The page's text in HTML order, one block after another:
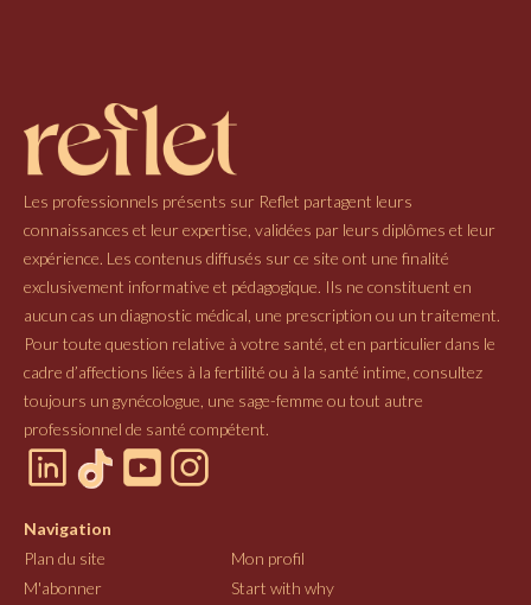
Les professionnels présents sur Reflet partagent leurs
connaissances et leur expertise, validées par leurs diplômes et leur
expérience. Les contenus diffusés sur ce site ont une finalité
exclusivement informative et pédagogique. Ils ne constituent en
aucun cas un diagnostic médical, une prescription ou un traitement.
Pour toute question relative à votre santé, et en particulier dans le
cadre d’affections liées à la fertilité ou à la santé intime, consultez
toujours un gynécologue, une sage-femme ou tout autre
professionnel de santé compétent.
Navigation
Plan du site
Mon profil
M'abonner
Start with why